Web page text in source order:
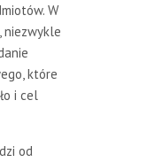
W
niezwykle
które
i cel
od